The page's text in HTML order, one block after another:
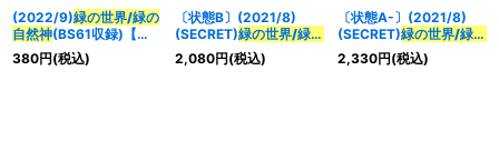
(2022/9)緑の世界/緑の
自然神(BS61収録)【転
醒X】{BS53-
TX03a/BS53-TX03b}
380円(税込)
〔状態B〕(2021/8)
(SECRET)緑の世界/緑の
自然神 (BSC38収録)
【転醒X-SEC】{BS53-
2,080円(税込)
〔状態A-〕(2021/8)
(SECRET)緑の世界/緑の
自然神 (BSC38収録)
【転醒X-SEC】{BS53-
2,330円(税込)